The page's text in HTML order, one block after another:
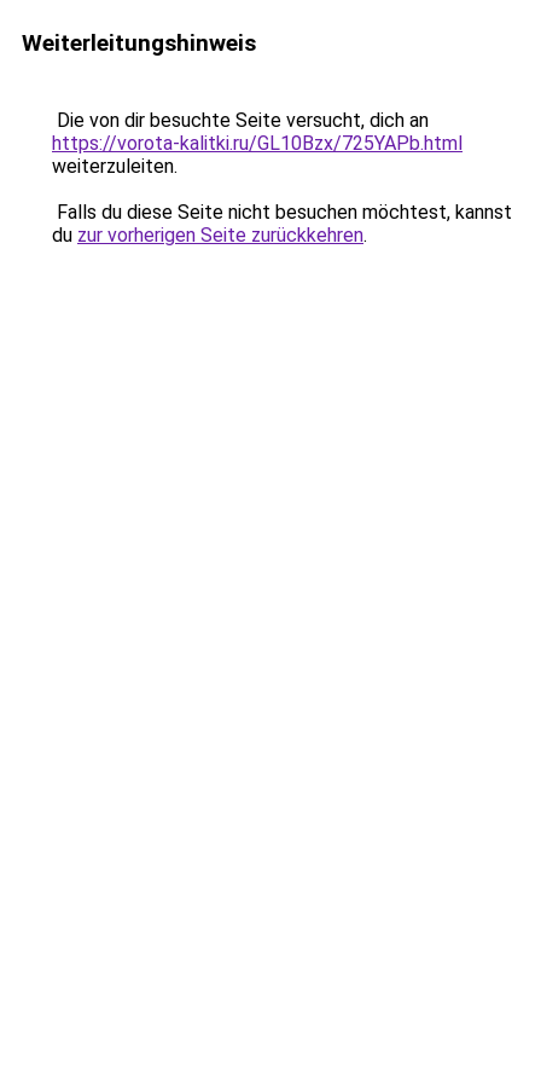
Weiterleitungshinweis
Die von dir besuchte Seite versucht, dich an
https://vorota-kalitki.ru/GL10Bzx/725YAPb.html
weiterzuleiten.
Falls du diese Seite nicht besuchen möchtest, kannst
du zur vorherigen Seite zurückkehren.